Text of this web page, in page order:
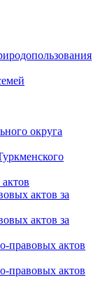
округа
актов за
актов за
правовых актов
правовых актов